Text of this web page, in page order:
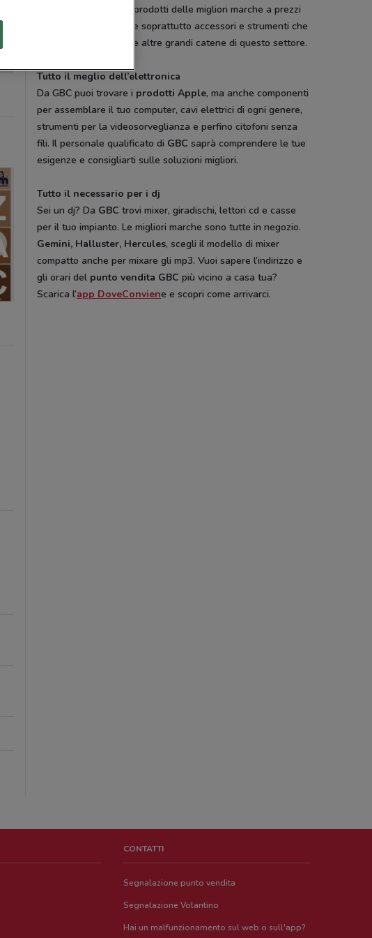
Fastweb
potrai infatti trovare i prodotti delle migliori marche a prezzi
competitivi ma anche e soprattutto accessori e strumenti che
difficilmente trovi nelle altre grandi catene di questo settore.
Tutto il meglio dell’elettronica
Da GBC puoi trovare i prodotti Apple, ma anche componenti
per assemblare il tuo computer, cavi elettrici di ogni genere,
strumenti per la videosorveglianza e perfino citofoni senza
fili. Il personale qualificato di GBC saprà comprendere le tue
esigenze e consigliarti sulle soluzioni migliori.
Tutto il necessario per i dj
Sei un dj? Da GBC trovi mixer, giradischi, lettori cd e casse
per il tuo impianto. Le migliori marche sono tutte in negozio.
Gemini, Halluster, Hercules, scegli il modello di mixer
compatto anche per mixare gli mp3. Vuoi sapere l’indirizzo e
gli orari del punto vendita GBC più vicino a casa tua?
Scarica l’app DoveConviene e scopri come arrivarci.
CONTATTI
Segnalazione punto vendita
Segnalazione Volantino
Hai un malfunzionamento sul web o sull'app?